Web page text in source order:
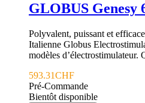
GLOBUS Genesy
Polyvalent, puissant et
Italienne Globus
modèles d’électrostimulateur.
593.31CHF
Pré-Commande
Bientôt disponible